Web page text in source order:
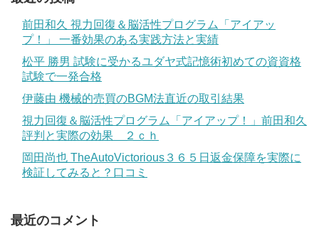
前田和久 視力回復＆脳活性プログラム「アイアッ
プ！」 一番効果のある実践方法と実績
松平 勝男 試験に受かるユダヤ式記憶術初めての資資格
試験で一発合格
伊藤由 機械的売買のBGM法直近の取引結果
視力回復＆脳活性プログラム「アイアップ！」前田和久
評判と実際の効果 ２ｃｈ
岡田尚也 TheAutoVictorious３６５日返金保障を実際に
検証してみると？口コミ
最近のコメント